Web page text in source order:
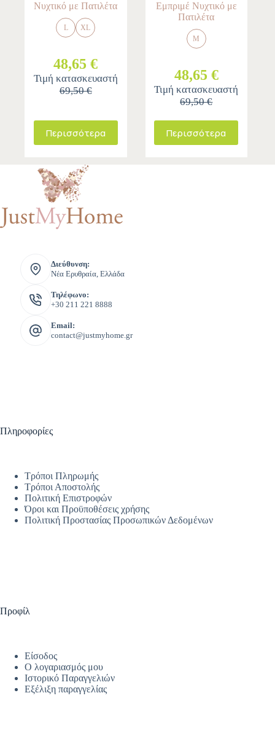
Νυχτικό με Πατιλέτα
L XL
48,65 €
Τιμή κατασκευαστή
69,50 €
Περισσότερα
Εμπριμέ Νυχτικό με
Πατιλέτα
M
48,65 €
Τιμή κατασκευαστή
69,50 €
Περισσότερα
Διεύθυνση:
Νέα Ερυθραία, Ελλάδα
Τηλέφωνο:
+30 211 221 8888
Email:
contact@justmyhome.gr
Πληροφορίες
Τρόποι Πληρωμής
Τρόποι Αποστολής
Πολιτική Επιστροφών
Όροι και Προϋποθέσεις χρήσης
Πολιτική Προστασίας Προσωπικών Δεδομένων
Προφίλ
Είσοδος
Ο λογαριασμός μου
Ιστορικό Παραγγελιών
Εξέλιξη παραγγελίας